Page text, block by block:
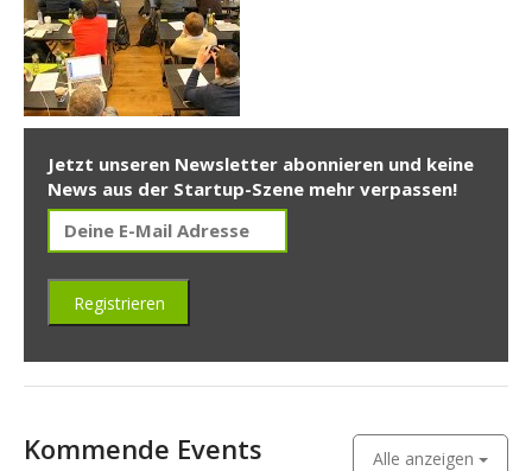
Jetzt unseren Newsletter abonnieren und keine
News aus der Startup-Szene mehr verpassen!
Kommende Events Alle anzeigen